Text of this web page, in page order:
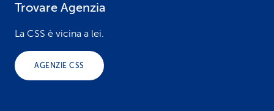
Trovare Agenzia
La CSS è vicina a lei.
AGENZIE CSS